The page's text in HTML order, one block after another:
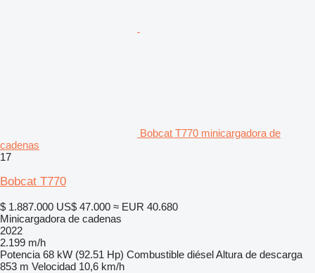
Bobcat T770 minicargadora de
cadenas
17
Bobcat T770
$ 1.887.000 US$ 47.000 ≈ EUR 40.680
Minicargadora de cadenas
2022
2.199 m/h
Potencia 68 kW (92.51 Hp) Combustible diéselAltura de descarga
853 m Velocidad 10,6 km/h